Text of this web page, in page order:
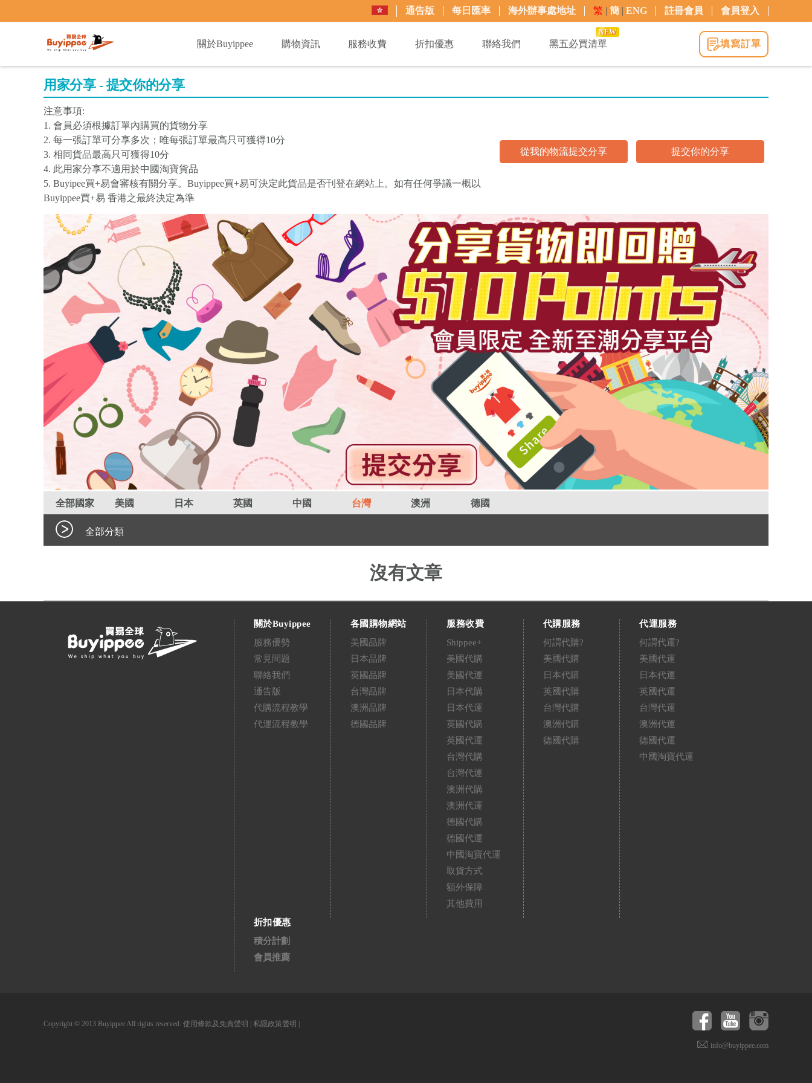
通告版 每日匯率 海外辦事處地址 繁 | 簡 | ENG 註冊會員 會員登入
關於Buyippee
購物資訊 服務收費 折扣優惠 聯絡我們 黑五必買清單
NEW
填寫訂單
用家分享 - 提交你的分享
注意事項:
1. 會員必須根據訂單內購買的貨物分享
2. 每一張訂單可分享多次；唯每張訂單最高只可獲得10分
3. 相同貨品最高只可獲得10分
4. 此用家分享不適用於中國淘寶貨品
5. Buyipee買+易會審核有關分享。Buyippee買+易可決定此貨品是否刊登在網站上。如有任何爭議一概以
Buyippee買+易 香港之最終決定為準
從我的物流提交分享 提交你的分享
全部國家 美國 日本 英國 中國 台灣 澳洲 德國
全部分類
沒有文章
關於Buyippee
服務優勢
常見問題
聯絡我們
通告版
代購流程教學
代運流程教學
各國購物網站
美國品牌
日本品牌
英國品牌
台灣品牌
澳洲品牌
德國品牌
服務收費
Shippee+
美國代購
美國代運
日本代購
日本代運
英國代購
英國代運
台灣代購
台灣代運
澳洲代購
澳洲代運
德國代購
德國代運
中國淘寶代運
取貨方式
額外保障
其他費用
代購服務
何謂代購?
美國代購
日本代購
英國代購
台灣代購
澳洲代購
德國代購
代運服務
何謂代運?
美國代運
日本代運
英國代運
台灣代運
澳洲代運
德國代運
中國淘寶代運
折扣優惠
積分計劃
會員推薦
Copyright © 2013 Buyippee All rights reserved. 使用條款及免責聲明 私隱政策聲明
info@buyippee.com